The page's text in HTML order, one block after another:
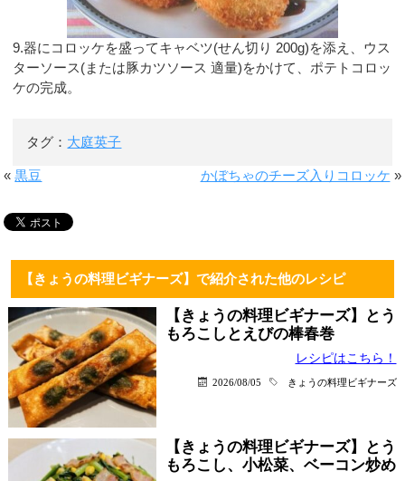
9.器にコロッケを盛ってキャベツ(せん切り 200g)を添え、ウス
ターソース(または豚カツソース 適量)をかけて、ポテトコロッ
ケの完成。
タグ： 大庭英子
«黒豆 かぼちゃのチーズ入りコロッケ »
【きょうの料理ビギナーズ】で紹介された他のレシピ
【きょうの料理ビギナーズ】とう
もろこしとえびの棒春巻
レシピはこちら！
2026/08/05 きょうの料理ビギナーズ
【きょうの料理ビギナーズ】とう
もろこし、小松菜、ベーコン炒め